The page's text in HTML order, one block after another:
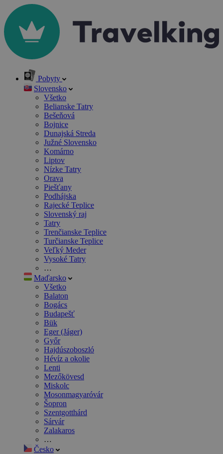
Pobyty
Slovensko
Všetko
Belianske Tatry
Bešeňová
Bojnice
Dunajská Streda
Južné Slovensko
Komárno
Liptov
Nízke Tatry
Orava
Piešťany
Podhájska
Rajecké Teplice
Slovenský raj
Tatry
Trenčianske Teplice
Turčianske Teplice
Veľký Meder
Vysoké Tatry
…
Maďarsko
Všetko
Balaton
Bogács
Budapešť
Bük
Eger (Jáger)
Győr
Hajdúszoboszló
Hévíz a okolie
Lenti
Mezőkövesd
Miskolc
Mosonmagyaróvár
Šopron
Szentgotthárd
Sárvár
Zalakaros
…
Česko